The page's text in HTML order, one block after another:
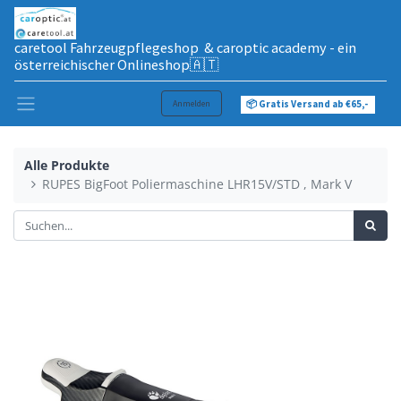
caretool Fahrzeugpflegeshop & caroptic academy - ein
österreichischer Onlineshop🇦🇹
Anmelden 📦 Gratis Versand ab €65,-
Alle Produkte
RUPES BigFoot Poliermaschine LHR15V/STD , Mark V